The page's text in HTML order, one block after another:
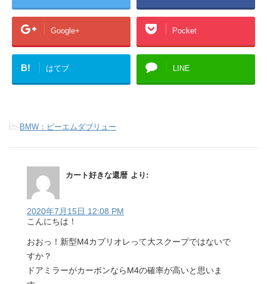
Google+ Pocket
B! はてブ LINE
-BMW：ビーエムダブリュー
カート好きな還暦 より:
2020年7月15日 12:08 PM
こんにちは！
おおっ！新型M4カブリオレって大スクープではないで
すか？
ドアミラーがカーボンならM4の確率が高いと思いま